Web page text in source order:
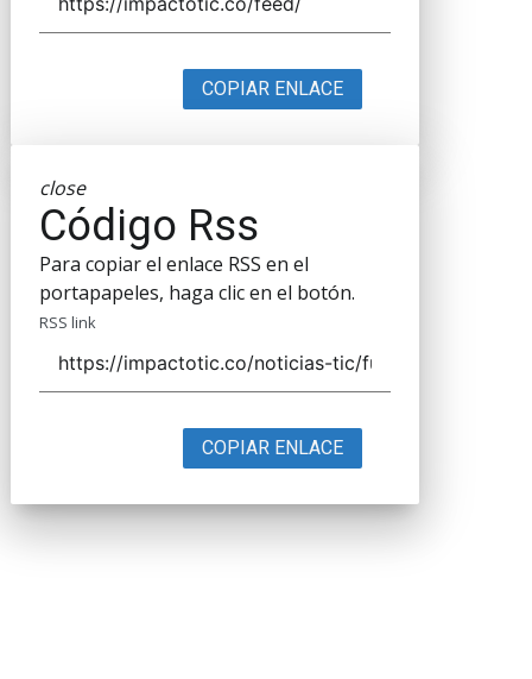
COPIAR ENLACE
close
Código Rss
Para copiar el enlace RSS en el
portapapeles, haga clic en el botón.
RSS link
COPIAR ENLACE